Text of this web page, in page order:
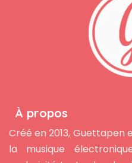
À propos
Créé en 2013,
la musique